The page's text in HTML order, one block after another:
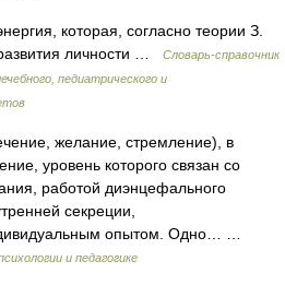
которая, согласно теории З.
личности …
Словарь-справочник
педиатрического и
желание, стремление), в
уровень которого связан со
работой диэнцефального
секреции,
опытом. Одно… …
и педагогике